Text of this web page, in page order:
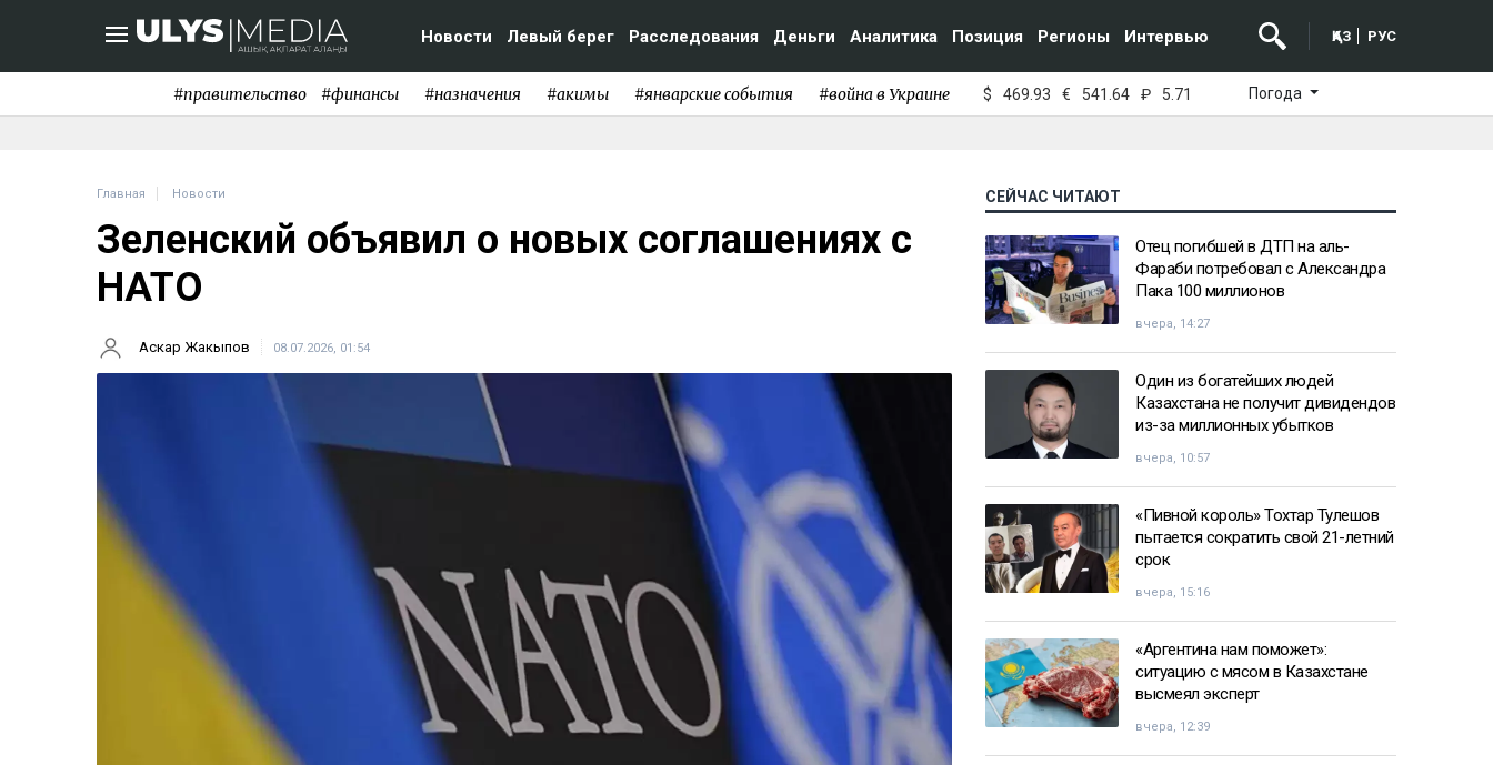
Новости Левый берег Расследования Деньги Аналитика Позиция Регионы Интервью ҚАЗ РУС
#правительство #финансы #назначения #акимы #январские события #война в Украине $ 469.93 € 541.64 ₽ 5.71 Погода
Главная Новости
Зеленский объявил о новых соглашениях с
НАТО
Аскар Жакыпов 08.07.2026, 01:54
СЕЙЧАС ЧИТАЮТ
Отец погибшей в ДТП на аль-
Фараби потребовал с Александра
Пака 100 миллионов
вчера, 14:27
Один из богатейших людей
Казахстана не получит дивидендов
из-за миллионных убытков
вчера, 10:57
«Пивной король» Тохтар Тулешов
пытается сократить свой 21-летний
срок
вчера, 15:16
«Аргентина нам поможет»:
ситуацию с мясом в Казахстане
высмеял эксперт
вчера, 12:39